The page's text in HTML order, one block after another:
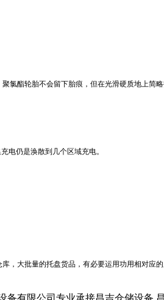
氯酯轮胎不会留下胎痕，但在光滑硬质地上简略
电仍是涣散到几个区域充电。
，大批量的托盘货品，有必要运用功用相对应的
有限公司专业承接昌吉仓储设备,